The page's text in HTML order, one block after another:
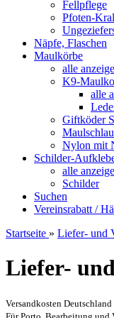
Fellpflege
Pfoten-
Näpfe, Flaschen
Maulkörbe
alle
K9-
alle
Giftköder
Nylon mit
Schilder-
alle
Schilder
Suchen
Vereinsrabatt /
Startseite » Liefer- und
Liefer-
Versandkosten